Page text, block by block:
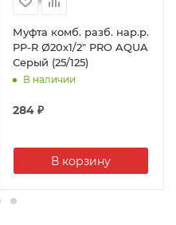
на стальных
использования в
зданий и сооружений
Муфта комб. разб. нар.р.
PP-R Ø20х1/2" PRO AQUA
Серый (25/125)
В наличии
284 ₽
В корзину